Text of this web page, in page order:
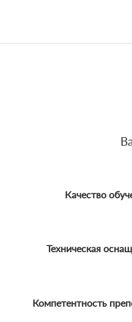
Качество
Техническая
Компетентность